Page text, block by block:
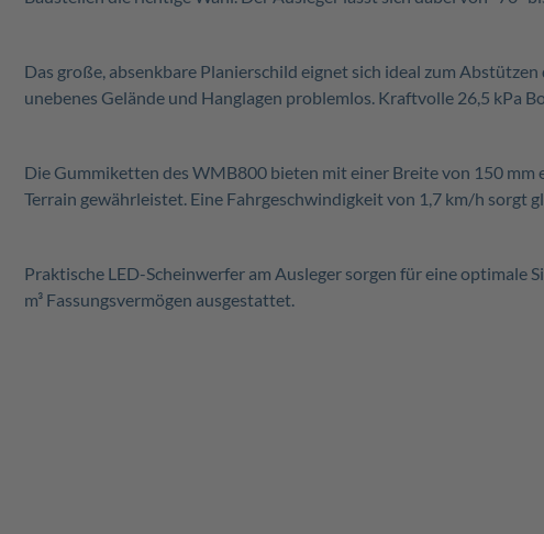
Das große, absenkbare Planierschild eignet sich ideal zum
unebenes Gelände und Hanglagen problemlos. Kraftvolle 26,5 kPa
Die Gummiketten des WMB800 bieten mit einer Breite von 150
Terrain gewährleistet. Eine Fahrgeschwindigkeit von 1,7 km/h sorgt
Praktische LED-Scheinwerfer am Ausleger sorgen für eine optimale
m³ Fassungsvermögen ausgestattet.